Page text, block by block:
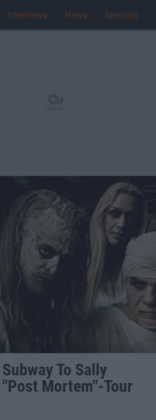
Interviews News Specials
Subway To Sally
"Post Mortem"-Tour